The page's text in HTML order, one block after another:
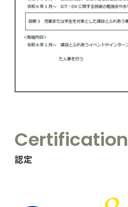
Certification
認定